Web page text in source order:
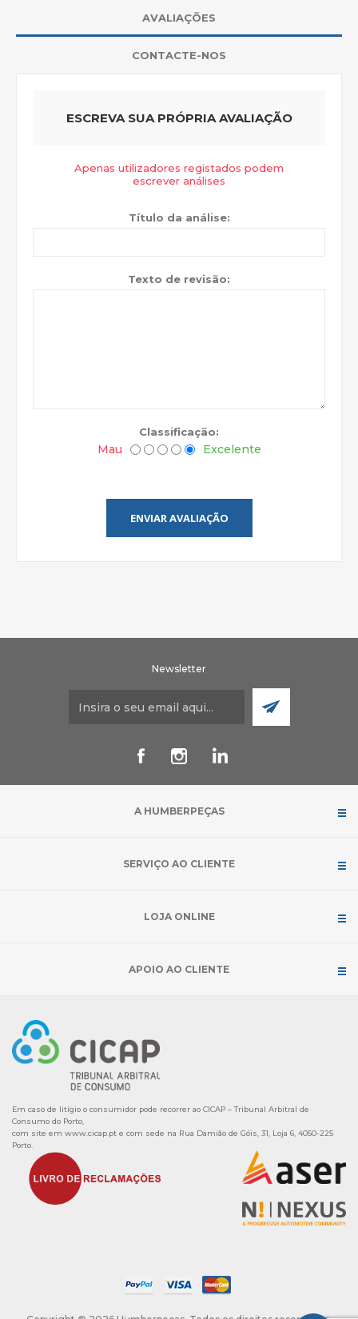
AVALIAÇÕES
CONTACTE-NOS
ESCREVA SUA PRÓPRIA AVALIAÇÃO
Apenas utilizadores registados podem
escrever análises
Título da análise:
Texto de revisão:
Classificação:
Mau Excelente
ENVIAR AVALIAÇÃO
Newsletter
A HUMBERPEÇAS
SERVIÇO AO CLIENTE
LOJA ONLINE
APOIO AO CLIENTE
Em caso de litígio o consumidor pode recorrer ao CICAP – Tribunal Arbitral de
Consumo do Porto,
com site em www.cicap.pt e com sede na Rua Damião de Góis, 31, Loja 6, 4050-225
Porto.